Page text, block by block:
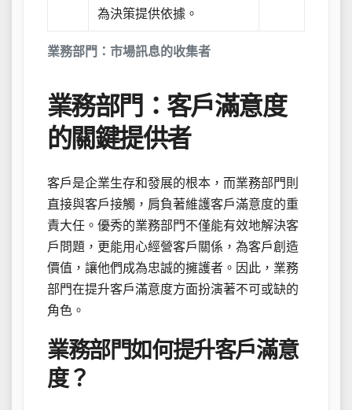
業務部門：市場訊息的收集者
為決策提供依據。
業務部門：客戶滿意度
的關鍵提供者
客戶是企業生存和發展的根本，而業務部門則
直接與客戶接觸，肩負著維護客戶滿意度的重
責大任。優秀的業務部門不僅能有效地解決客
戶問題，更能用心經營客戶關係，為客戶創造
價值，讓他們成為忠誠的擁護者。因此，業務
部門在提升客戶滿意度方面扮演著不可或缺的
角色。
業務部門如何提升客戶滿意
度？